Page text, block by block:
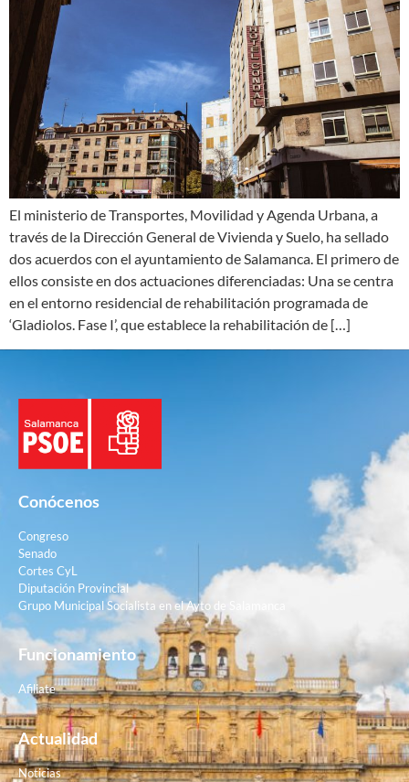
El ministerio de Transportes, Movilidad y Agenda Urbana, a
través de la Dirección General de Vivienda y Suelo, ha sellado
dos acuerdos con el ayuntamiento de Salamanca. El primero de
ellos consiste en dos actuaciones diferenciadas: Una se centra
en el entorno residencial de rehabilitación programada de
‘Gladiolos. Fase I’, que establece la rehabilitación de […]
Conócenos
Congreso
Senado
Cortes CyL
Diputación Provincial
Grupo Municipal Socialista en el Ayto de Salamanca
Funcionamiento
Afiliate
Actualidad
Noticias